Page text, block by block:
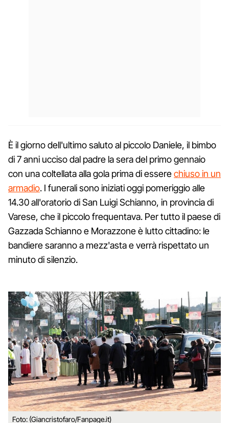
È il giorno dell'ultimo saluto al piccolo Daniele, il bimbo
di 7 anni ucciso dal padre la sera del primo gennaio
con una coltellata alla gola prima di esserechiuso in un
armadio. I funerali sono iniziati oggi pomeriggio alle
14.30 all'oratorio di San Luigi Schianno, in provincia di
Varese, che il piccolo frequentava. Per tutto il paese di
Gazzada Schianno e Morazzone è lutto cittadino: le
bandiere saranno a mezz'asta e verrà rispettato un
minuto di silenzio.
Foto: (Giancristofaro/Fanpage.it)